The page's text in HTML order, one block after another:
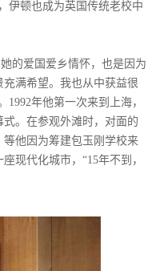
伊顿也成为英国传统老校中
的爱国爱乡情怀，也是因为
满希望。我也从中获益很
年他第一次来到上海，
。在参观外滩时，对面的
等他因为筹建包玉刚学校来
现代化城市，“15年不到，